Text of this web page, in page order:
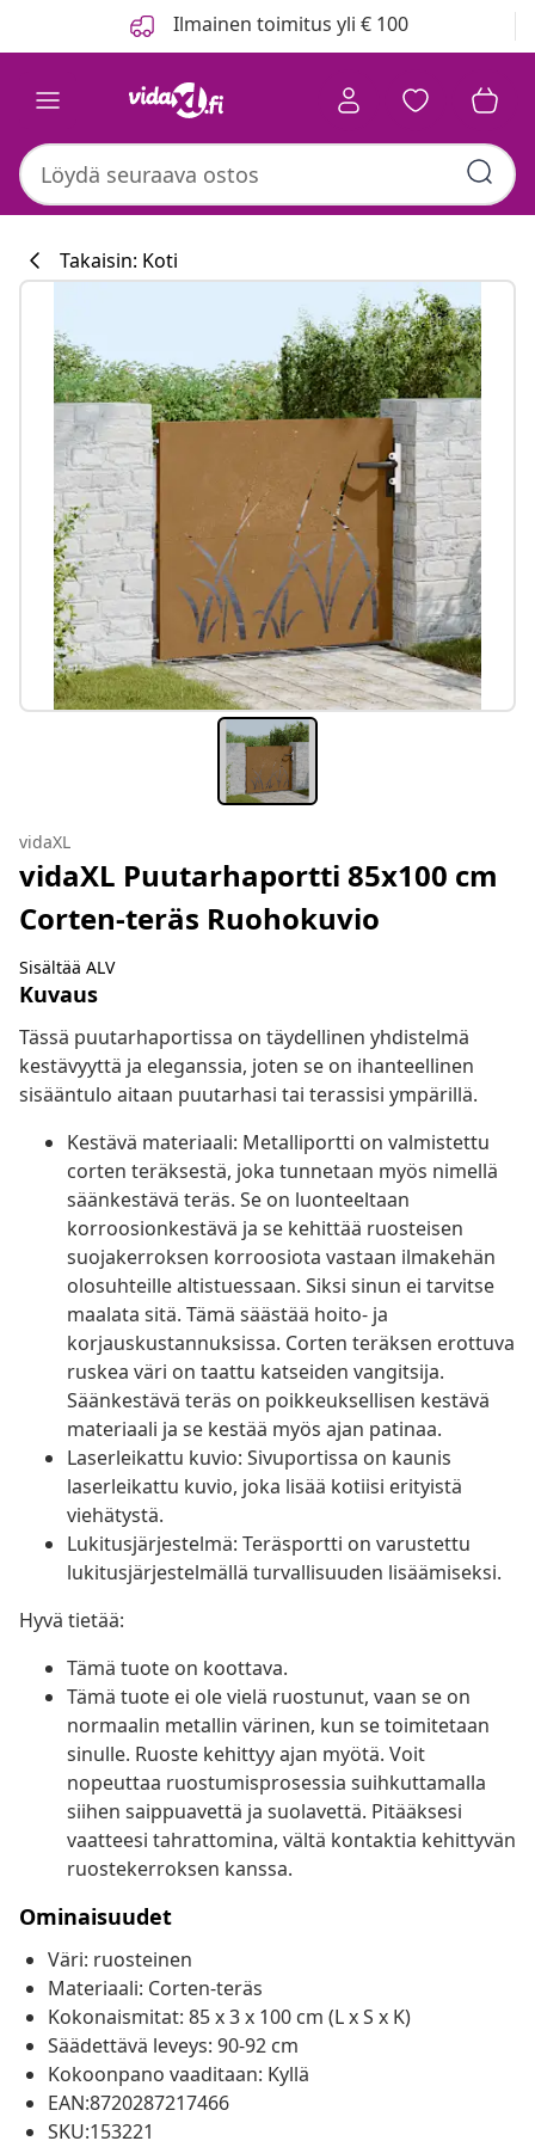
Ilmainen toimitus yli € 100
#sharemevidaxl
Takaisin: Koti
vidaXL
vidaXL Puutarhaportti 85x100 cm
Corten-teräs Ruohokuvio
Sisältää ALV
Kuvaus
Tässä puutarhaportissa on täydellinen yhdistelmä
kestävyyttä ja eleganssia, joten se on ihanteellinen
sisääntulo aitaan puutarhasi tai terassisi ympärillä.
Kestävä materiaali: Metalliportti on valmistettu
corten teräksestä, joka tunnetaan myös nimellä
säänkestävä teräs. Se on luonteeltaan
korroosionkestävä ja se kehittää ruosteisen
suojakerroksen korroosiota vastaan ilmakehän
olosuhteille altistuessaan. Siksi sinun ei tarvitse
maalata sitä. Tämä säästää hoito- ja
korjauskustannuksissa. Corten teräksen erottuva
ruskea väri on taattu katseiden vangitsija.
Säänkestävä teräs on poikkeuksellisen kestävä
materiaali ja se kestää myös ajan patinaa.
Laserleikattu kuvio: Sivuportissa on kaunis
laserleikattu kuvio, joka lisää kotiisi erityistä
viehätystä.
Lukitusjärjestelmä: Teräsportti on varustettu
lukitusjärjestelmällä turvallisuuden lisäämiseksi.
Hyvä tietää:
Tämä tuote on koottava.
Tämä tuote ei ole vielä ruostunut, vaan se on
normaalin metallin värinen, kun se toimitetaan
sinulle. Ruoste kehittyy ajan myötä. Voit
nopeuttaa ruostumisprosessia suihkuttamalla
siihen saippuavettä ja suolavettä. Pitääksesi
vaatteesi tahrattomina, vältä kontaktia kehittyvän
ruostekerroksen kanssa.
Ominaisuudet
Väri: ruosteinen
Materiaali: Corten-teräs
Kokonaismitat: 85 x 3 x 100 cm (L x S x K)
Säädettävä leveys: 90-92 cm
Kokoonpano vaaditaan: Kyllä
EAN:8720287217466
SKU:153221